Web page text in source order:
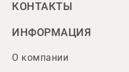
КОНТАКТЫ
ИНФОРМАЦИЯ
О компании